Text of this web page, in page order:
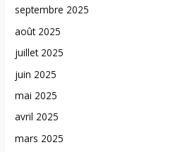
septembre 2025
août 2025
juillet 2025
juin 2025
mai 2025
avril 2025
mars 2025